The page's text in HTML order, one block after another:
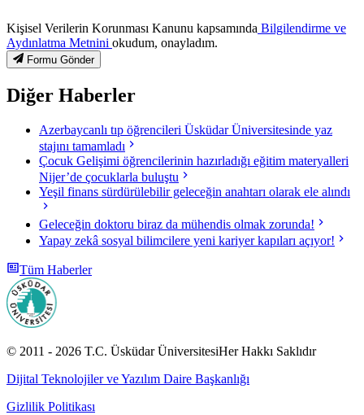
Kişisel Verilerin Korunması Kanunu kapsamında Bilgilendirme ve
Aydınlatma Metnini okudum, onayladım.
Formu Gönder
Diğer Haberler
Azerbaycanlı tıp öğrencileri Üsküdar Üniversitesinde yaz
stajını tamamladı
Çocuk Gelişimi öğrencilerinin hazırladığı eğitim materyalleri
Nijer’de çocuklarla buluştu
Yeşil finans sürdürülebilir geleceğin anahtarı olarak ele alındı
Geleceğin doktoru biraz da mühendis olmak zorunda!
Yapay zekâ sosyal bilimcilere yeni kariyer kapıları açıyor!
Tüm Haberler
© 2011 - 2026 T.C. Üsküdar ÜniversitesiHer Hakkı Saklıdır
Dijital Teknolojiler ve Yazılım Daire Başkanlığı
Gizlilik Politikası